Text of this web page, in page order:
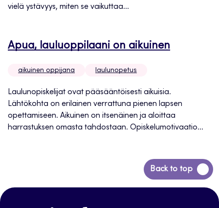
vielä ystävyys, miten se vaikuttaa...
Apua, lauluoppilaani on aikuinen
aikuinen oppijana laulunopetus
Laulunopiskelijat ovat pääsääntöisesti aikuisia.
Lähtökohta on erilainen verrattuna pienen lapsen
opettamiseen. Aikuinen on itsenäinen ja aloittaa
harrastuksen omasta tahdostaan. Opiskelumotivaatio...
Back to top
Siirry
takaisin